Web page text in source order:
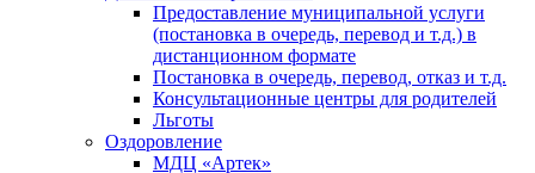
Предоставление муниципальной услуги
(постановка в очередь, перевод и т.д.) в
дистанционном формате
Постановка в очередь, перевод, отказ и т.д.
Консультационные центры для родителей
Льготы
Оздоровление
МДЦ «Артек»